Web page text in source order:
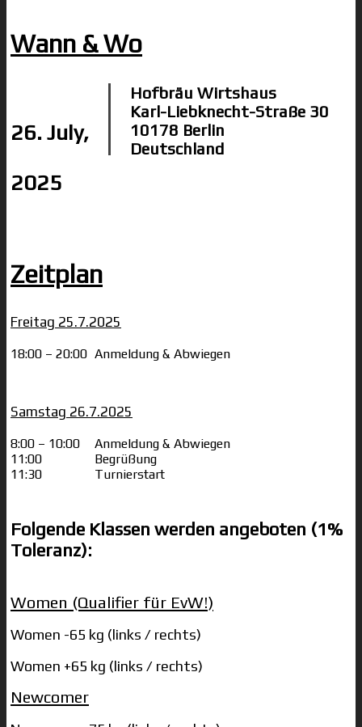
Wann & Wo
26. July,
2025
Hofbräu Wirtshaus
Karl-Liebknecht-Straße 30
10178 Berlin
Deutschland
Zeitplan
Freitag 25.7.2025
18:00 – 20:00 Anmeldung & Abwiegen
Samstag 26.7.2025
8:00 – 10:00
11:00
11:30
Anmeldung & Abwiegen
Begrüßung
Turnierstart
Folgende Klassen werden angeboten (1%
Toleranz):
Women (Qualifier für EvW!)
Women -65 kg (links / rechts)
Women +65 kg (links / rechts)
Newcomer